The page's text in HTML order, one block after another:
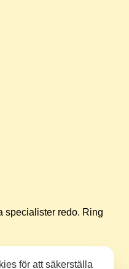
specialister redo. Ring
för att säkerställa